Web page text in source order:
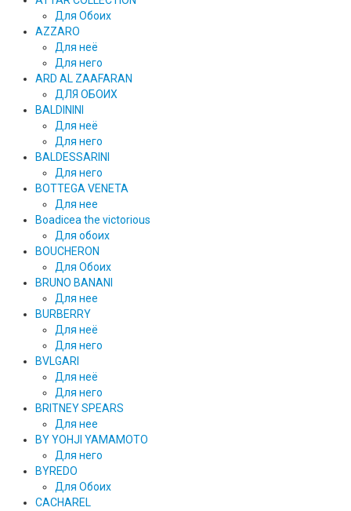
Для Обоих
AZZARO
Для неё
Для него
ARD AL ZAAFARAN
ДЛЯ ОБОИХ
BALDININI
Для неё
Для него
BALDESSARINI
Для него
BOTTEGA VENETA
Для нее
Boadicea the victorious
Для обоих
BOUCHERON
Для Обоих
BRUNO BANANI
Для нее
BURBERRY
Для неё
Для него
BVLGARI
Для неё
Для него
BRITNEY SPEARS
Для нее
BY YOHJI YAMAMOTO
Для него
BYREDO
Для Обоих
CACHAREL